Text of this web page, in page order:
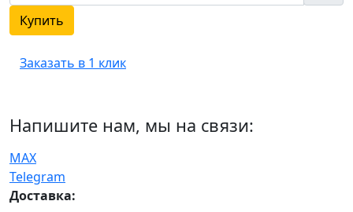
Купить
Заказать в 1 клик
Напишите нам, мы на связи:
MAX
Telegram
Доставка: